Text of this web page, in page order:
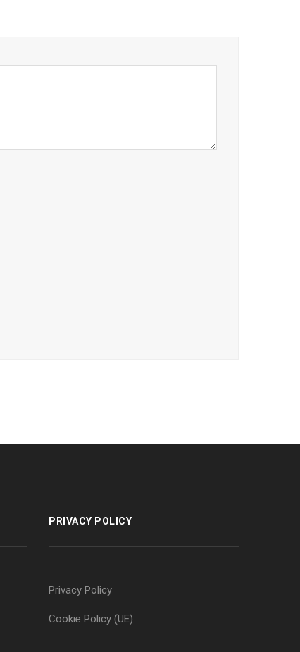
PRIVACY POLICY
Privacy Policy
Cookie Policy (UE)